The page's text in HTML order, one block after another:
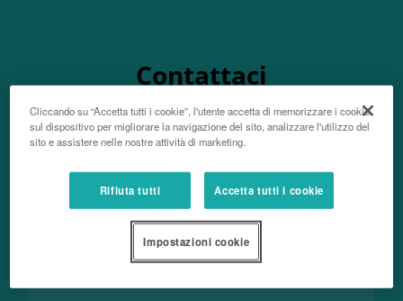
Contattaci
Nome e cognome
Cliccando su “Accetta tutti i cookie”, l'utente accetta di memorizzare i cookie
sul dispositivo per migliorare la navigazione del sito, analizzare l'utilizzo del
sito e assistere nelle nostre attività di marketing.
Rifiuta tutti Accetta tutti i cookie
Impostazioni cookie